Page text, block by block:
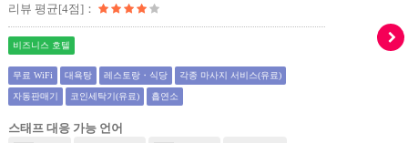
리뷰 평균[4점]：
비즈니스 호텔
무료 WiFi 대욕탕 레스토랑・식당 각종 마사지 서비스(유료)
자동판매기 코인세탁기(유료) 흡연소
스태프 대응 가능 언어